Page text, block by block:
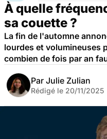
À quelle
sa couette ?
La fin de l'automne
lourdes et volumineuses
combien de fois par an
Par Julie Zulian
Rédigé le 20/11/2025